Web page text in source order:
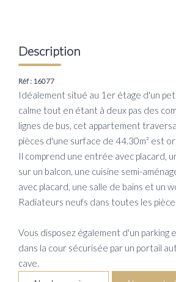
PARRAINAGE
Description
Réf : 16077
Idéalement situé au 1er étage d'un
calme tout en étant à deux pas des
lignes de bus, cet appartement
pièces d'une surface de 44.30m² est
Il comprend une entrée avec placard,
sur un balcon, une cuisine semi-
avec placard, une salle de bains et un
Radiateurs neufs dans toutes les
Vous disposez également d'un
dans la cour sécurisée par un portail
cave.